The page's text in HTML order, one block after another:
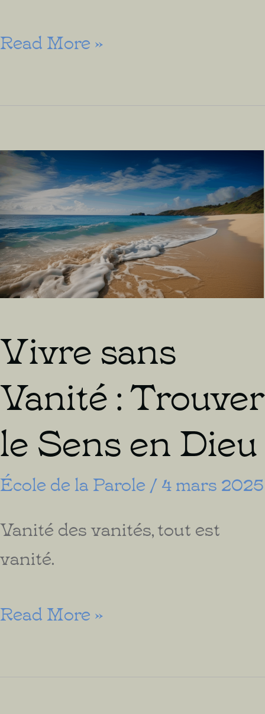
Libéré
Read More »
Vivre sans
Vanité : Trouver
le Sens en Dieu
École de la Parole /4 mars 2025
Vanité des vanités, tout est
vanité.
Vivre
Read More »